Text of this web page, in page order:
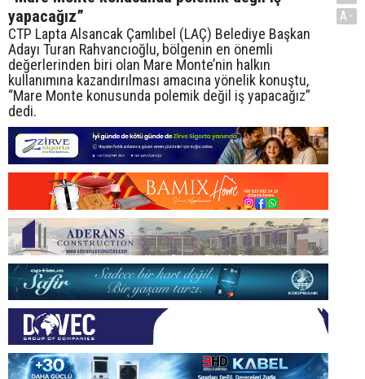
yapacağız”
CTP Lapta Alsancak Çamlıbel (LAÇ) Belediye Başkan
Adayı Turan Rahvancıoğlu, bölgenin en önemli
değerlerinden biri olan Mare Monte’nin halkın
kullanımına kazandırılması amacına yönelik konuştu,
“Mare Monte konusunda polemik değil iş yapacağız”
dedi.
A-